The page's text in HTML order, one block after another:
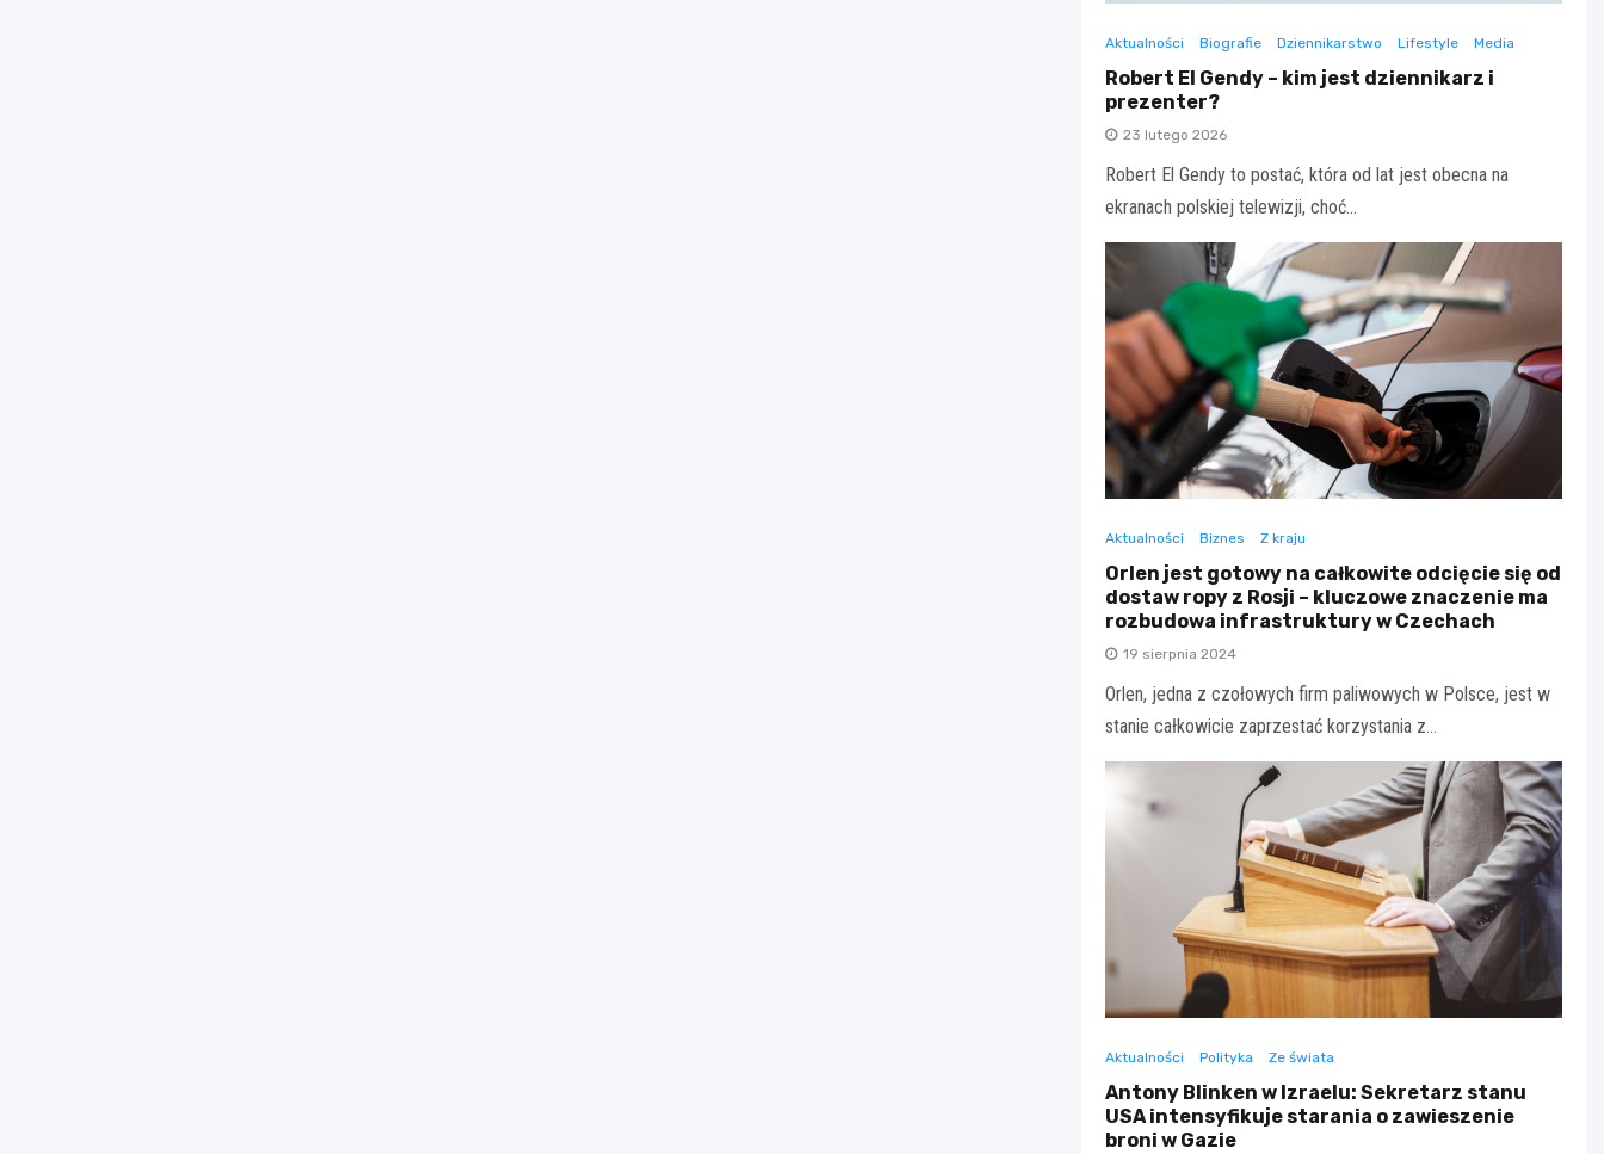
Aktualności Biografie Dziennikarstwo Lifestyle Media
Robert El Gendy – kim jest dziennikarz i
prezenter?
23 lutego 2026
Robert El Gendy to postać, która od lat jest obecna na
ekranach polskiej telewizji, choć…
Aktualności Biznes Z kraju
Orlen jest gotowy na całkowite odcięcie się od
dostaw ropy z Rosji – kluczowe znaczenie ma
rozbudowa infrastruktury w Czechach
19 sierpnia 2024
Orlen, jedna z czołowych firm paliwowych w Polsce, jest w
stanie całkowicie zaprzestać korzystania z…
Aktualności Polityka Ze świata
Antony Blinken w Izraelu: Sekretarz stanu
USA intensyfikuje starania o zawieszenie
broni w Gazie